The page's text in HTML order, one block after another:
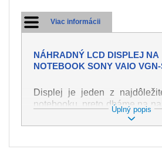
Viac informácii
NÁHRADNÝ LCD DISPLEJ NA
NOTEBOOK SONY VAIO VGN-
Displej je jeden z
notebooku, preto dbáme na
tohto náhradného
zobrazovaniu textu či
Úplný popis